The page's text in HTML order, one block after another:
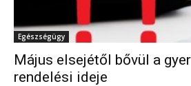
Egészségügy
Május elsejétől bővül a
rendelési ideje